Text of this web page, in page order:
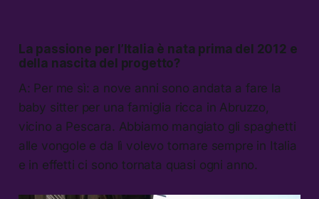
La passione per l’Italia è nata prima del 2012 e
della nascita del progetto?
A: Per me sì: a nove anni sono andata a fare la
baby sitter per una famiglia ricca in Abruzzo,
vicino a Pescara. Abbiamo mangiato gli spaghetti
alle vongole e da lì volevo tornare sempre in Italia
e in effetti ci sono tornata quasi ogni anno.